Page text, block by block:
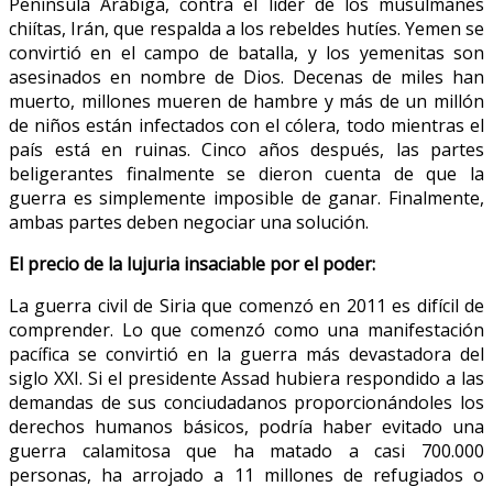
chiítas, Irán, que respalda a los rebeldes hutíes. Yemen se
convirtió en el campo de batalla, y los yemenitas son
asesinados en nombre de Dios. Decenas de miles han
muerto, millones mueren de hambre y más de un millón
de niños están infectados con el cólera, todo mientras el
país está en ruinas. Cinco años después, las partes
beligerantes finalmente se dieron cuenta de que la
guerra es simplemente imposible de ganar. Finalmente,
ambas partes deben negociar una solución.
El precio de la lujuria insaciable por el poder:
La guerra civil de Siria que comenzó en 2011 es difícil de
comprender. Lo que comenzó como una manifestación
pacífica se convirtió en la guerra más devastadora del
siglo XXI. Si el presidente Assad hubiera respondido a las
demandas de sus conciudadanos proporcionándoles los
derechos humanos básicos, podría haber evitado una
guerra calamitosa que ha matado a casi 700.000
personas, ha arrojado a 11 millones de refugiados o